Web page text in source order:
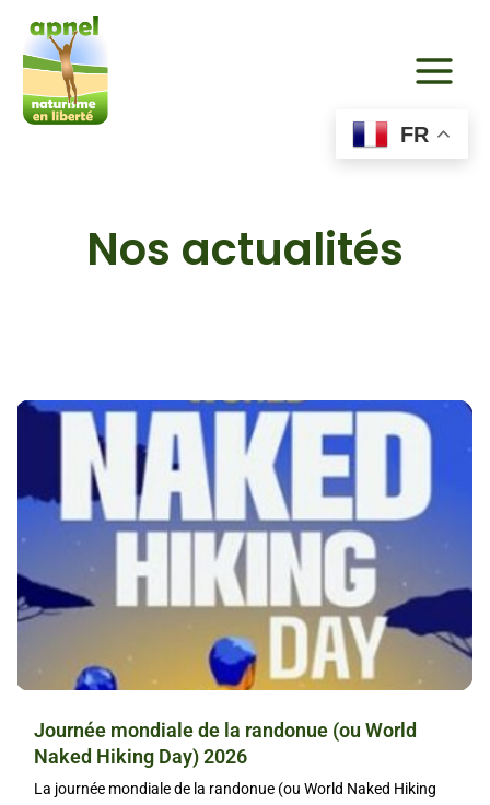
contenu
Nos actualités
Journée mondiale de la randonue (ou World
Naked Hiking Day) 2026
La journée mondiale de la randonue (ou World Naked Hiking
FR